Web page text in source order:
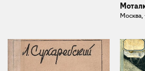
Москва,